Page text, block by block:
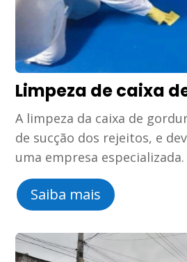
Limpeza de caixa
A limpeza da caixa de
de sucção dos rejeitos, e
uma empresa especializada.
Saiba mais